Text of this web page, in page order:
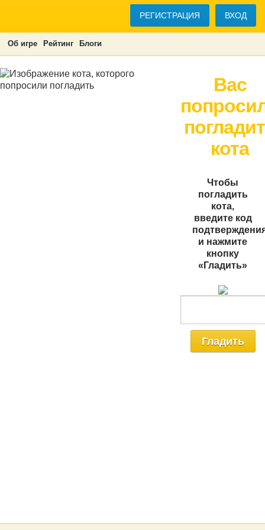
РЕГИСТРАЦИЯ ВХОД
Об игре Рейтинг Блоги
Вас
кота
Чтобы
погладить
кота,
введите код
и нажмите
кнопку
«Гладить»